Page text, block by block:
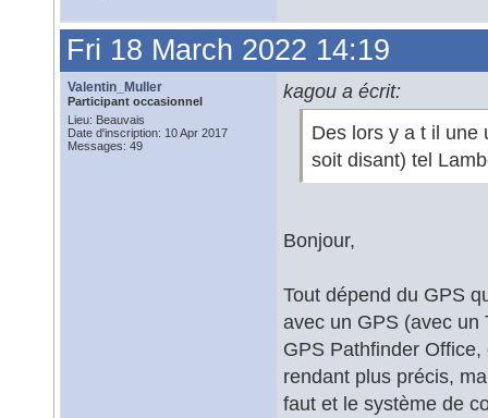
Fri 18 March 2022 14:19
Valentin_Muller
Participant occasionnel
Lieu: Beauvais
Date d'inscription: 10 Apr 2017
Messages: 49
kagou a écrit:
Des lors y a t il une
soit disant) tel
Bonjour,
Tout dépend du GPS
avec un GPS (avec
GPS Pathfinder
rendant plus précis,
faut et le système de